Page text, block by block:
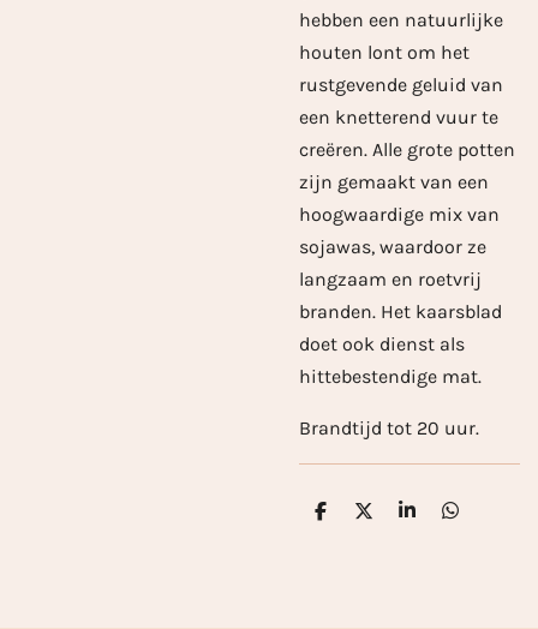
hebben een natuurlijke
houten lont om het
rustgevende geluid van
een knetterend vuur te
creëren. Alle grote potten
zijn gemaakt van een
hoogwaardige mix van
sojawas, waardoor ze
langzaam en roetvrij
branden. Het kaarsblad
doet ook dienst als
hittebestendige mat.
Brandtijd tot 20 uur.
D
D
S
D